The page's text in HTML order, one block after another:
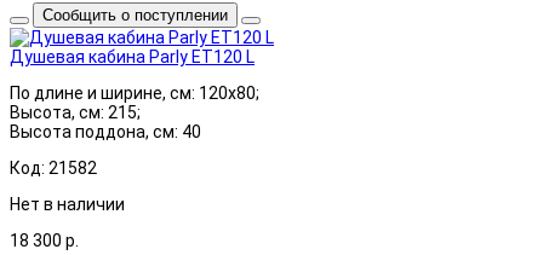
Сообщить о поступлении
Душевая кабина Parly ET120 L
По длине и ширине, см: 120x80;
Высота, см: 215;
Высота поддона, см: 40
Код: 21582
Нет в наличии
18 300 р.